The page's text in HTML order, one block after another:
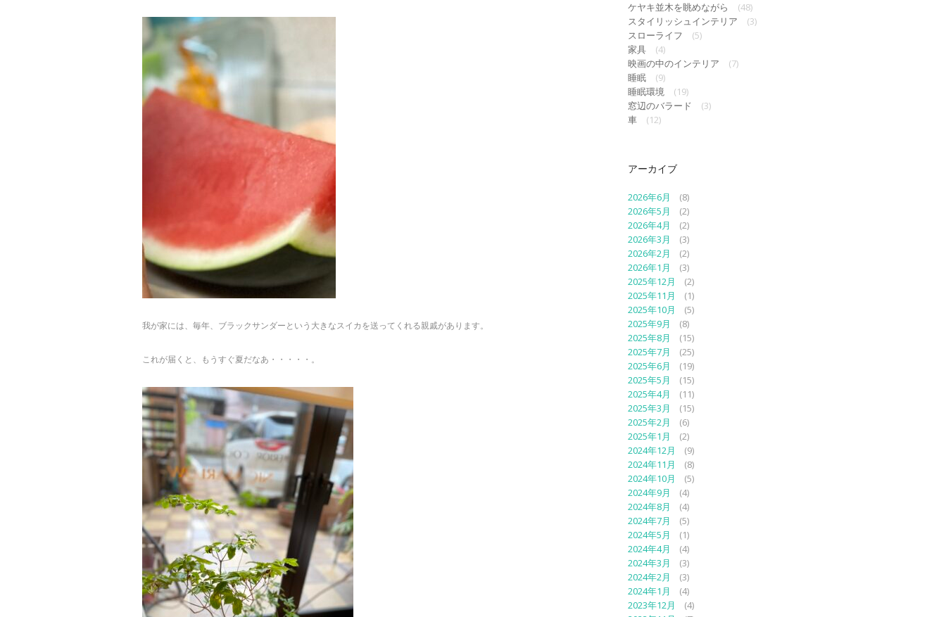
我が家には、毎年、ブラックサンダーという大きなスイカを送ってくれる親戚があります。
これが届くと、もうすぐ夏だなあ・・・・・。
ケヤキ並木を眺めながら
(48)
スタイリッシュインテリア
(3)
スローライフ
(5)
家具
(4)
映画の中のインテリア
(7)
睡眠
(9)
睡眠環境
(19)
窓辺のバラード
(3)
車
(12)
アーカイブ
2026年6月
(8)
2026年5月
(2)
2026年4月
(2)
2026年3月
(3)
2026年2月
(2)
2026年1月
(3)
2025年12月
(2)
2025年11月
(1)
2025年10月
(5)
2025年9月
(8)
2025年8月
(15)
2025年7月
(25)
2025年6月
(19)
2025年5月
(15)
2025年4月
(11)
2025年3月
(15)
2025年2月
(6)
2025年1月
(2)
2024年12月
(9)
2024年11月
(8)
2024年10月
(5)
2024年9月
(4)
2024年8月
(4)
2024年7月
(5)
2024年5月
(1)
2024年4月
(4)
2024年3月
(3)
2024年2月
(3)
2024年1月
(4)
2023年12月
(4)